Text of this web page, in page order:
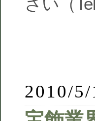
2010/5/